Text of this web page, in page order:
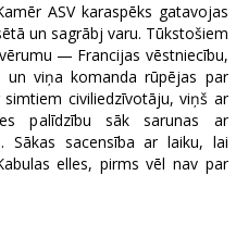
ASV karaspēks gatavojas
un sagrābj varu. Tūkstošiem
— Francijas vēstniecību,
un viņa komanda rūpējas par
civiliedzīvotāju, viņš ar
palīdzību sāk sarunas ar
Sākas sacensība ar laiku, lai
elles, pirms vēl nav par